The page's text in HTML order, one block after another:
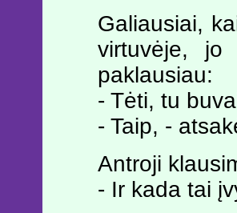
Galiausiai,
virtuvėje,
paklausiau:
- Tėti, tu
- Taip, -
Antroji
- Ir kada tai